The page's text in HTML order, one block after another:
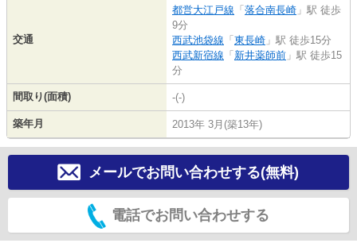
交通
都営大江戸線 「 落合南長崎 」駅 徒歩
9分
西武池袋線 「 東長崎 」駅 徒歩15分
西武新宿線 「 新井薬師前 」駅 徒歩15
分
間取り(面積) -(-)
築年月 2013年 3月(築13年)
メールでお問い合わせする(無料)
電話でお問い合わせする